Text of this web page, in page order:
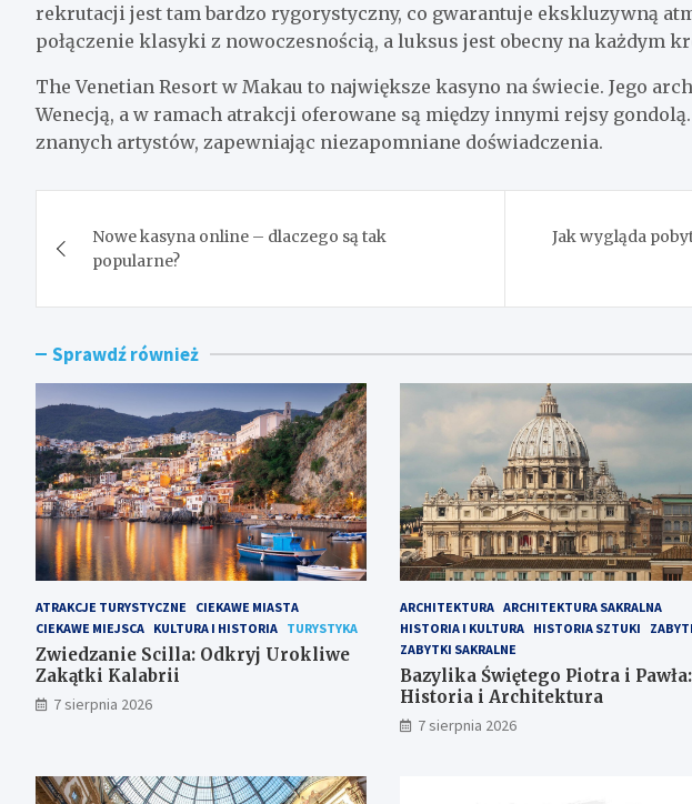
rekrutacji jest tam bardzo rygorystyczny, co gwarantuje ekskluzywną
połączenie klasyki z nowoczesnością, a luksus jest obecny na każdym
The Venetian Resort w Makau to największe kasyno na świecie. Jego
Wenecją, a w ramach atrakcji oferowane są między innymi rejsy
znanych artystów, zapewniając niezapomniane doświadczenia.
wpisu
Nowe kasyna online – dlaczego są tak
popularne?
Jak wygląda
Sprawdź również
ATRAKCJE TURYSTYCZNE
CIEKAWE MIASTA
CIEKAWE MIEJSCA KULTURA I HISTORIA TURYSTYKA
Zwiedzanie Scilla: Odkryj Urokliwe
Zakątki Kalabrii
7 sierpnia 2026
ARCHITEKTURA ARCHITEKTURA SAKRALNA
HISTORIA I KULTURA
HISTORIA SZTUKI
ZABYTKI SAKRALNE
Bazylika Świętego Piotra i Pawła:
Historia i Architektura
7 sierpnia 2026